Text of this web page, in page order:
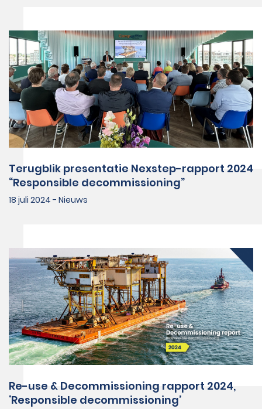
Terugblik presentatie Nexstep-rapport 2024
“Responsible decommissioning”
18 juli 2024 - Nieuws
Re-use & Decommissioning rapport 2024,
‘Responsible decommissioning’